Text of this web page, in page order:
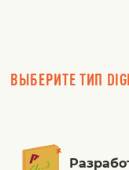
ВЫБЕРИТЕ ТИП